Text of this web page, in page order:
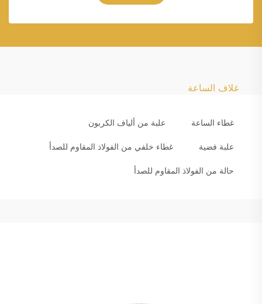
غلاف الساعة
غطاء الساعة علبة من ألياف الكربون
علبة فضية غطاء خلفي من الفولاذ المقاوم للصدأ
حالة من الفولاذ المقاوم للصدأ